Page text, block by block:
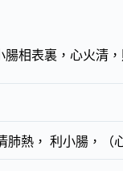
相表裏，心火清
肺熱， 利小腸，（